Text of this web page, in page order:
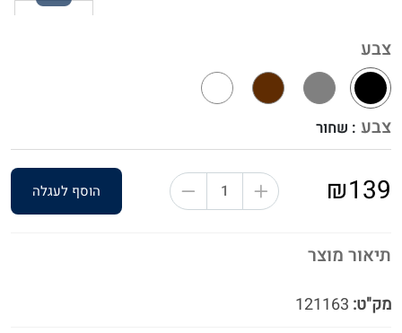
תיאור מוצר
מק"ט:
צבע
צבע : שחור
₪139 הוסף לעגלה
Next